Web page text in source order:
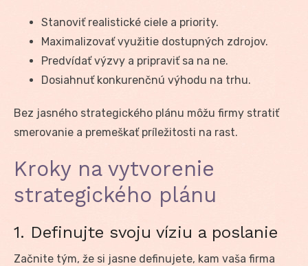
Stanoviť realistické ciele a priority.
Maximalizovať využitie dostupných zdrojov.
Predvídať výzvy a pripraviť sa na ne.
Dosiahnuť konkurenčnú výhodu na trhu.
Bez jasného strategického plánu môžu firmy stratiť
smerovanie a premeškať príležitosti na rast.
Kroky na vytvorenie
strategického plánu
1. Definujte svoju víziu a poslanie
Začnite tým, že si jasne definujete, kam vaša firma